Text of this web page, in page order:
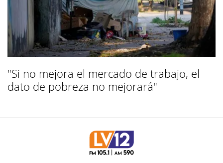
"Si no mejora el mercado de trabajo, el
dato de pobreza no mejorará"